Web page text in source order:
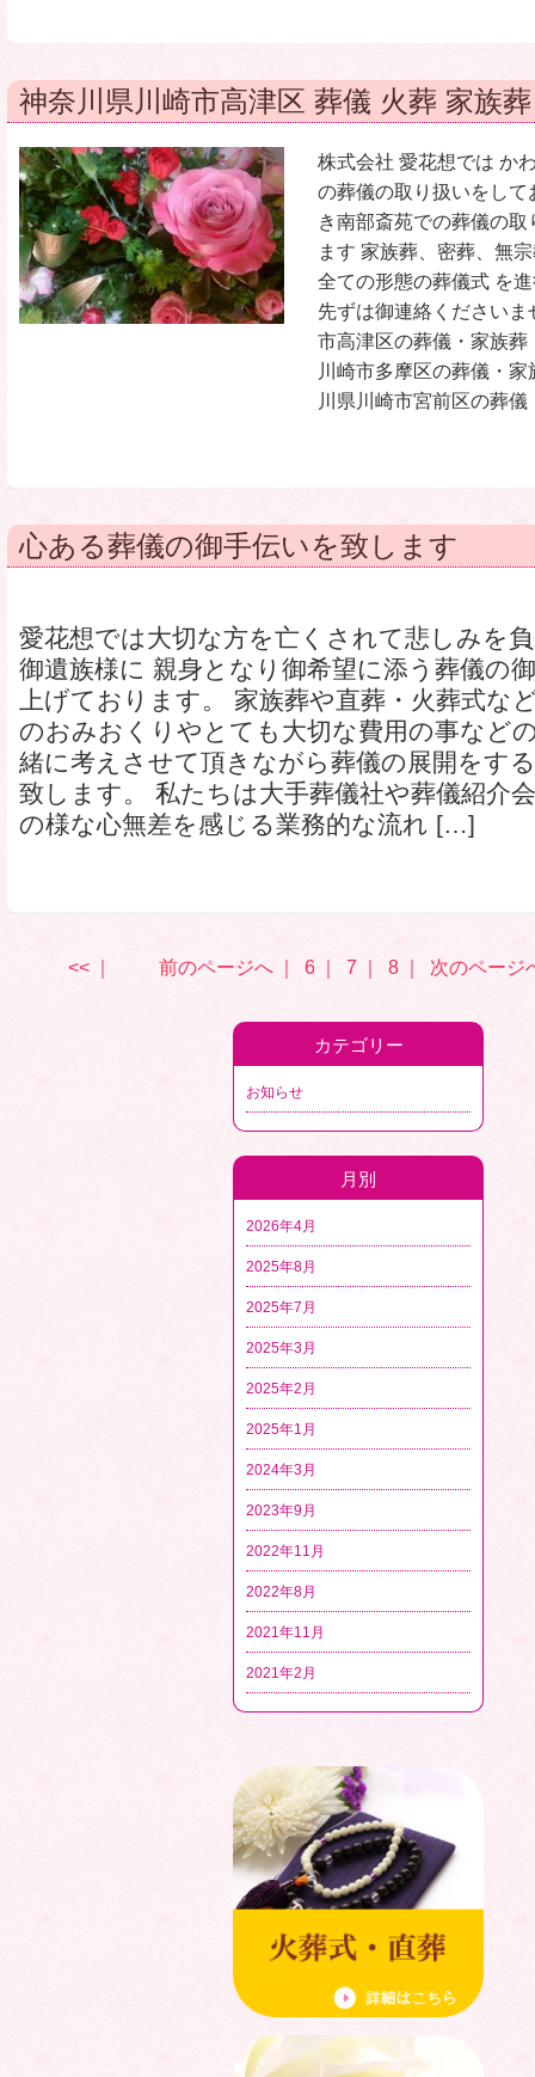
神奈川県川崎市高津区 葬儀 火葬 家族
株式会社 愛花想では か
の葬儀の取り扱いをして
き南部斎苑での葬儀の
ます 家族葬、密葬、無
全ての形態の葬儀式 を
先ずは御連絡くださいま
市高津区の葬儀・家族葬
川崎市多摩区の葬儀・
川県川崎市宮前区の葬
心ある葬儀の御手伝いを致します
愛花想では大切な方を亡くされて悲しみを
御遺族様に 親身となり御希望に添う葬儀の
上げております。 家族葬や直葬・火葬式な
のおみおくりやとても大切な費用の事など
緒に考えさせて頂きながら葬儀の展開をす
致します。 私たちは大手葬儀社や葬儀紹介
の様な心無差を感じる業務的な流れ […]
<< 前のページへ 6 7 8 次のページ
カテゴリー
お知らせ
月別
2026年4月
2025年8月
2025年7月
2025年3月
2025年2月
2025年1月
2024年3月
2023年9月
2022年11月
2022年8月
2021年11月
2021年2月